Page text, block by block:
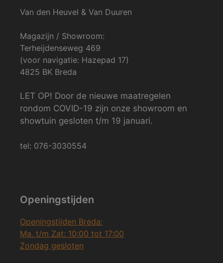
Van den Heuvel & Van Duuren
Magazijn / Showroom:
Terheijdenseweg 469
(voor navigatie: Hazepad 17)
4825 BK Breda
LET OP! Door de nieuwe maatregelen
rondom COVID-19 zijn onze showroom en
showtuin gesloten t/m 19 januari.
tel: 076-3030554
Openingstijden
Openingstijden Breda:
Ma. t/m Zat: 10:00 tot 17:00
Zondag gesloten